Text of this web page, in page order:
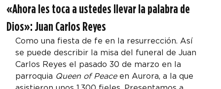
«Ahora les toca a ustedes llevar la palabra de
Dios»: Juan Carlos Reyes
Como una fiesta de fe en la resurrección. Así
se puede describir la misa del funeral de Juan
Carlos Reyes el pasado 30 de marzo en la
parroquia Queen of Peace en Aurora, a la que